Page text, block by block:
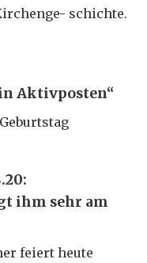
schichte.
Aktivposten“
ihm sehr am
feiert heute